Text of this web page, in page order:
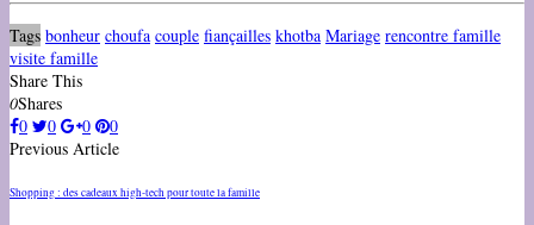
Tags bonheur choufa couple fiançailles khotba Mariage rencontre famille
visite famille
Share This
0Shares
0
0 0
0
Previous Article
Shopping : des cadeaux high-tech pour toute la famille